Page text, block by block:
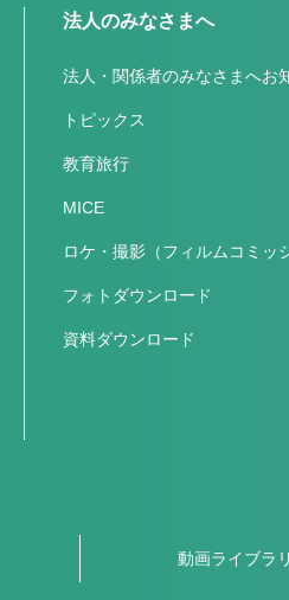
法人のみなさまへ
法人・関係者のみなさまへお
トピックス
教育旅行
MICE
ロケ・撮影（フィルムコミッ
フォトダウンロード
資料ダウンロード
動画ライブラ